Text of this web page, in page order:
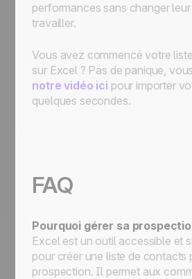
performances sans changer
travailler.
Vous avez commencé votre
sur Excel ? Pas de panique,
notre vidéo ici pour importer
quelques secondes.
FAQ
Pourquoi gérer sa
Excel est un outil accessible et
pour créer une liste de contacts
prospection. Il permet aux